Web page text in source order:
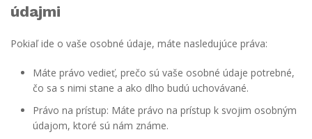
údajmi
Pokiaľ ide o vaše osobné údaje, máte nasledujúce práva:
Máte právo vedieť, prečo sú vaše osobné údaje potrebné,
čo sa s nimi stane a ako dlho budú uchovávané.
Právo na prístup: Máte právo na prístup k svojim osobným
údajom, ktoré sú nám známe.